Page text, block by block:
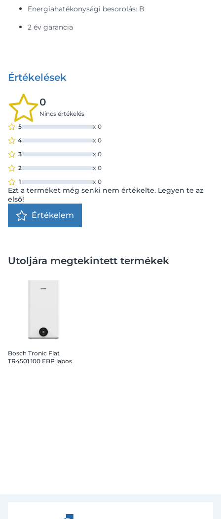
Energiahatékonysági besorolás: B
2 év garancia
Értékelések
0
Nincs értékelés
5
x 0
4
x 0
3
x 0
2
x 0
1
x 0
Ezt a terméket még senki nem értékelte. Legyen te az
első!
Értékelem
Utoljára megtekintett termékek
Bosch Tronic Flat
TR4501 100 EBP lapos